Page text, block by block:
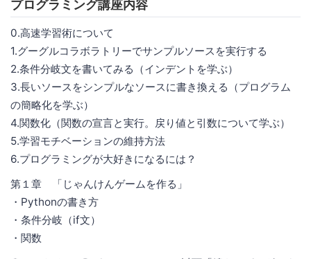
プログラミング講座内容
0.高速学習術について
1.グーグルコラボラトリーでサンプルソースを実行する
2.条件分岐文を書いてみる（インデントを学ぶ）
3.長いソースをシンプルなソースに書き換える（プログラム
の簡略化を学ぶ）
4.関数化（関数の宣言と実行。戻り値と引数について学ぶ）
5.学習モチベーションの維持方法
6.プログラミングが大好きになるには？
第１章 「じゃんけんゲームを作る」
・Pythonの書き方
・条件分岐（if文）
・関数